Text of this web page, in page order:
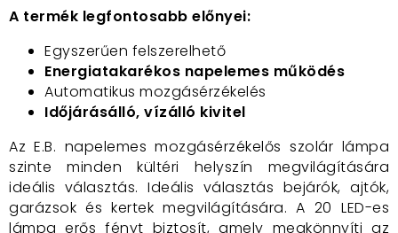
A termék legfontosabb előnyei:
Egyszerűen felszerelhető
Energiatakarékos napelemes működés
Automatikus mozgásérzékelés
Időjárásálló, vízálló kivitel
Az E.B. napelemes mozgásérzékelős szolár lámpa
szinte minden kültéri helyszín megvilágítására
ideális választás. Ideális választás bejárók, ajtók,
garázsok és kertek megvilágítására. A 20 LED-es
lámpa erős fényt biztosít, amely megkönnyíti az